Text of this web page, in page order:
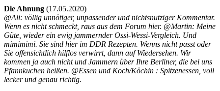
Die Ahnung (17.05.2020)
@Ali: völlig unnötiger, unpassender und nichtsnutziger Kommentar.
Wenn es nicht schmeckt, raus aus dem Forum hier. @Martin: Meine
Güte, wieder ein ewig jammernder Ossi-Wessi-Vergleich. Und
mimimimi. Sie sind hier im DDR Rezepten. Wenns nicht passt oder
Sie offensichtlich hilflos verwirrt, dann auf Wiedersehen. Wir
kommen ja auch nicht und Jammern über Ihre Berliner, die bei uns
Pfannkuchen heißen. @Essen und Koch/Köchin : Spitzenessen, voll
lecker und genau richtig.